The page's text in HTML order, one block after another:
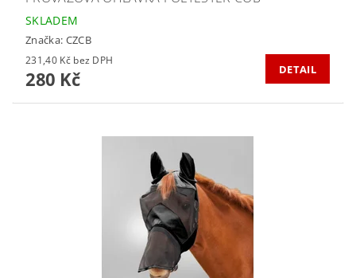
SKLADEM
Značka: CZCB
231,40 Kč bez DPH
280 Kč DETAIL